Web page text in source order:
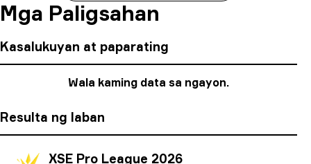
Mga Paligsahan
Kasalukuyan at paparating
Wala kaming data sa ngayon.
Resulta ng laban
XSE Pro League 2026